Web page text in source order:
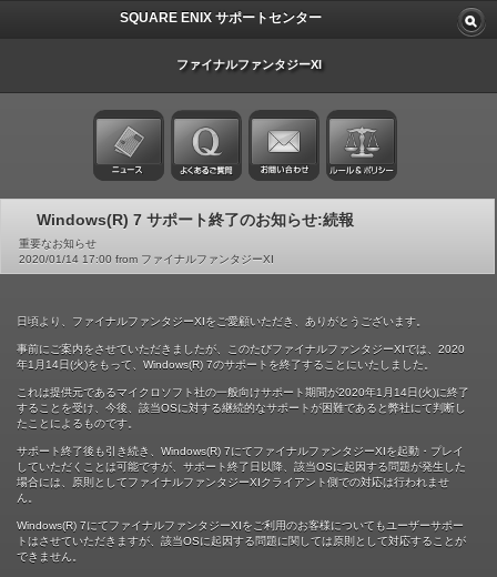
SQUARE ENIX サポートセンター
ファイナルファンタジーXI
Windows(R) 7 サポート終了のお知らせ:続報
重要なお知らせ
2020/01/14 17:00 from ファイナルファンタジーXI
日頃より、ファイナルファンタジーXIをご愛顧いただき、ありがとうございます。
事前にご案内をさせていただきましたが、このたびファイナルファンタジーXIでは、2020
年1月14日(火)をもって、Windows(R) 7のサポートを終了することにいたしました。
これは提供元であるマイクロソフト社の一般向けサポート期間が2020年1月14日(火)に終了
することを受け、今後、該当OSに対する継続的なサポートが困難であると弊社にて判断し
たことによるものです。
サポート終了後も引き続き、Windows(R) 7にてファイナルファンタジーXIを起動・プレイ
していただくことは可能ですが、サポート終了日以降、該当OSに起因する問題が発生した
場合には、原則としてファイナルファンタジーXIクライアント側での対応は行われませ
ん。
Windows(R) 7にてファイナルファンタジーXIをご利用のお客様についてもユーザーサポー
トはさせていただきますが、該当OSに起因する問題に関しては原則として対応することが
できません。